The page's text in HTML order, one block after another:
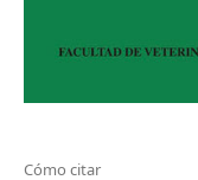
Cómo citar